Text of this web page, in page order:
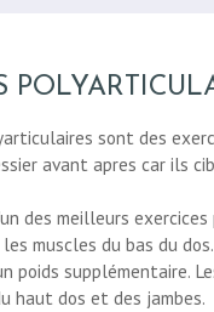
sont des
avant apres car ils
des meilleurs
muscles du bas du
poids supplémentaire.
haut dos et des jambes.